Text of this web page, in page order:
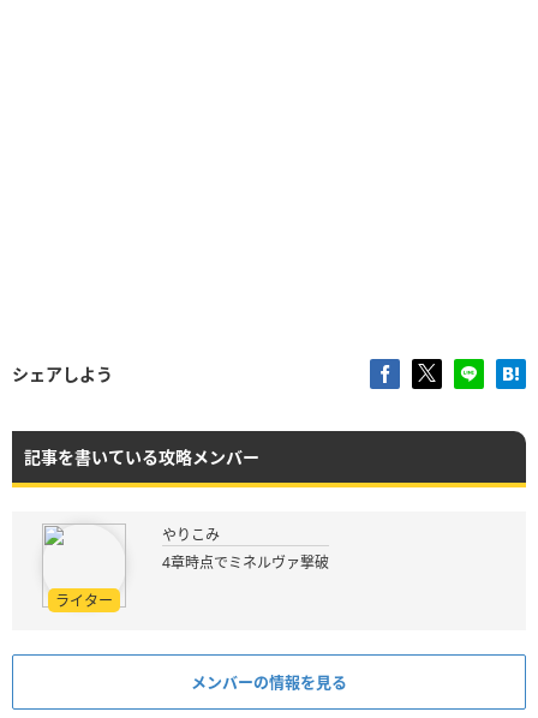
シェアしよう
記事を書いている攻略メンバー
ライター
やりこみ
4章時点でミネルヴァ撃破
メンバーの情報を見る